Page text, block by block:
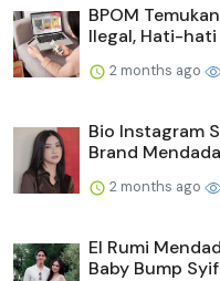
BPOM
Ilegal, Hati-hati
2 months ago
Bio Instagram
Brand
2 months ago
El Rumi
Baby Bump